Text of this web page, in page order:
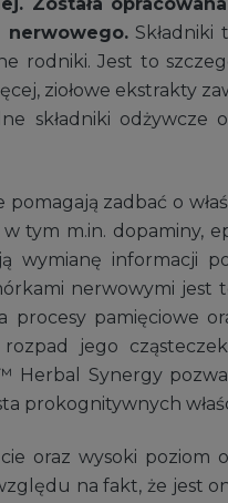
nerwowego.Składniki
rodniki. Jest to
ziołowe ekstrakty
składniki odżywcze
zadbać o
tym m.in. dopaminy,
informacji
nerwowymi
pamięciowe
jego
Herbal Synergy
prokognitywnych
oraz wysoki poziom
na fakt, że jest